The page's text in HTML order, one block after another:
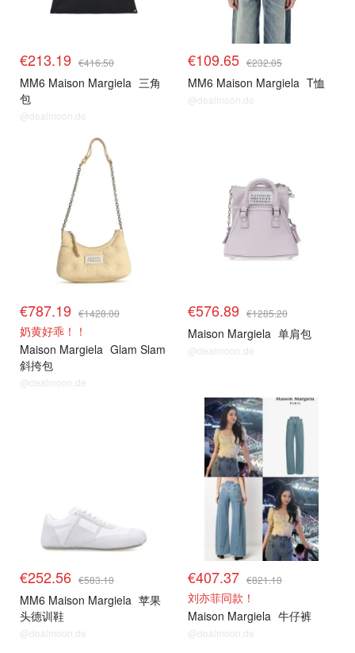
€213.19 €416.50
MM6 Maison Margiela 三角
包
@dealmoon.de
€109.65 €232.05
MM6 Maison Margiela T恤
@dealmoon.de
€787.19 €1428.00
奶黄好乖！！
Maison Margiela Glam Slam
斜挎包
@dealmoon.de
€576.89 €1285.20
Maison Margiela 单肩包
@dealmoon.de
€252.56 €583.10
MM6 Maison Margiela 苹果
头德训鞋
@dealmoon.de
€407.37 €821.10
刘亦菲同款！
Maison Margiela 牛仔裤
@dealmoon.de